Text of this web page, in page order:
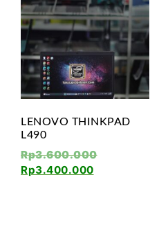
LENOVO THINKPAD
L490
Rp3.600.000
Rp3.400.000